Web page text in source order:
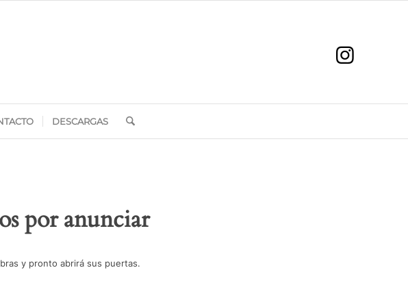
DESCARGAS
por anunciar
y pronto abrirá sus puertas.